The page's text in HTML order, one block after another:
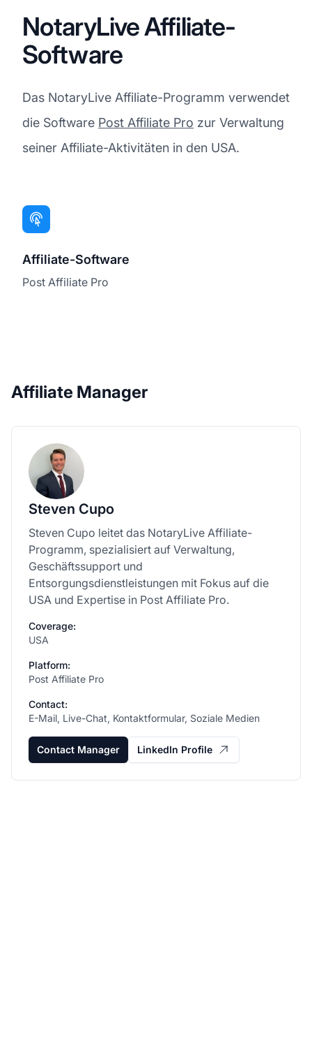
NotaryLive Affiliate-
Software
Das NotaryLive Affiliate-Programm verwendet
die Software Post Affiliate Pro zur Verwaltung
seiner Affiliate-Aktivitäten in den USA.
Affiliate-Software
Post Affiliate Pro
Affiliate Manager
Steven Cupo
Steven Cupo leitet das NotaryLive Affiliate-
Programm, spezialisiert auf Verwaltung,
Geschäftssupport und
Entsorgungsdienstleistungen mit Fokus auf die
USA und Expertise in Post Affiliate Pro.
Coverage:
USA
Platform:
Post Affiliate Pro
Contact:
E-Mail, Live-Chat, Kontaktformular, Soziale Medien
Contact Manager LinkedIn Profile